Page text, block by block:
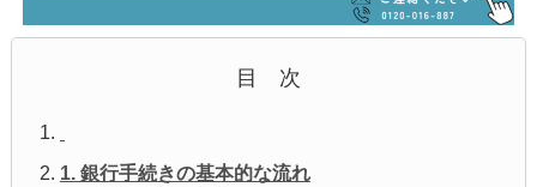
目 次
1. 銀行手続きの基本的な流れ